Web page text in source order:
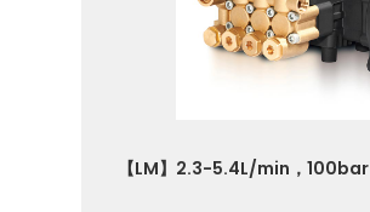
【LM】2.3-5.4L/min，100bar